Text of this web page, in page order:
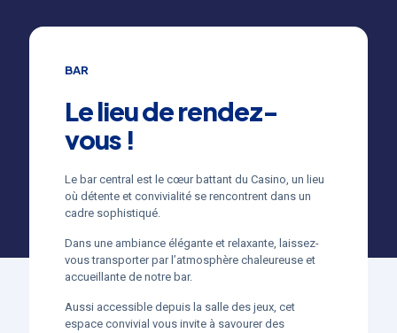
BAR
Le lieu de rendez-
vous !
Le bar central est le cœur battant du Casino, un lieu
où détente et convivialité se rencontrent dans un
cadre sophistiqué.
Dans une ambiance élégante et relaxante, laissez-
vous transporter par l’atmosphère chaleureuse et
accueillante de notre bar.
Aussi accessible depuis la salle des jeux, cet
espace convivial vous invite à savourer des